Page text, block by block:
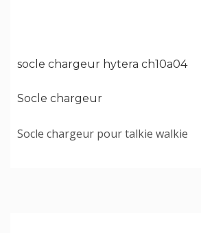
socle chargeur hytera ch10a04
Socle chargeur
Socle chargeur pour talkie walkie